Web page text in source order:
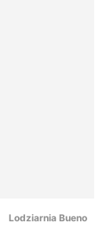
Lodziarnia Bueno